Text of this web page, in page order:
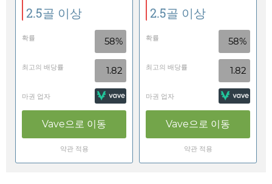
2.5골 이상
확률 58%
최고의 배당률 1.82
마권 업자
Vave으로 이동
약관 적용
2.5골 이상
확률 58%
최고의 배당률 1.82
마권 업자
Vave으로 이동
약관 적용